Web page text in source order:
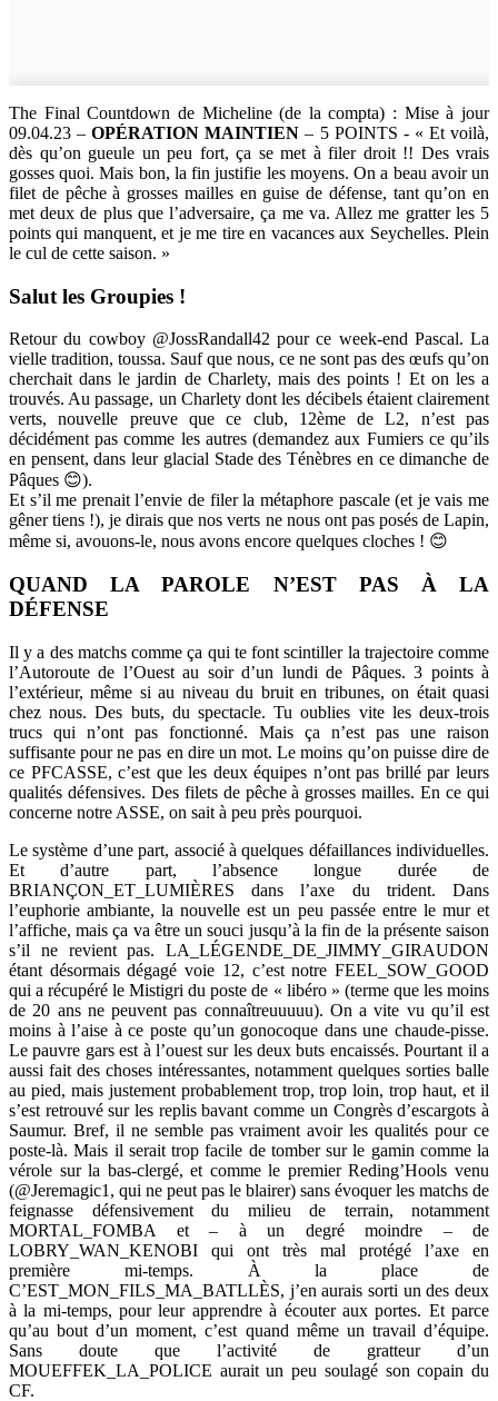
The Final Countdown de Micheline (de la compta) : Mise à jour
09.04.23 –OPÉRATION MAINTIEN – 5 POINTS - « Et voilà,
dès qu’on gueule un peu fort, ça se met à filer droit !! Des vrais
gosses quoi. Mais bon, la fin justifie les moyens. On a beau avoir un
filet de pêche à grosses mailles en guise de défense, tant qu’on en
met deux de plus que l’adversaire, ça me va. Allez me gratter les 5
points qui manquent, et je me tire en vacances aux Seychelles. Plein
le cul de cette saison. »
Salut les Groupies !
Retour du cowboy @JossRandall42 pour ce week-end Pascal. La
vielle tradition, toussa. Sauf que nous, ce ne sont pas des œufs qu’on
cherchait dans le jardin de Charlety, mais des points ! Et on les a
trouvés. Au passage, un Charlety dont les décibels étaient clairement
verts, nouvelle preuve que ce club, 12ème de L2, n’est pas
décidément pas comme les autres (demandez aux Fumiers ce qu’ils
en pensent, dans leur glacial Stade des Ténèbres en ce dimanche de
Pâques 😊).
Et s’il me prenait l’envie de filer la métaphore pascale (et je vais me
gêner tiens !), je dirais que nos verts ne nous ont pas posés de Lapin,
même si, avouons-le, nous avons encore quelques cloches ! 😊
QUAND LA PAROLE N’EST PAS À LA
DÉFENSE
Il y a des matchs comme ça qui te font scintiller la trajectoire comme
l’Autoroute de l’Ouest au soir d’un lundi de Pâques. 3 points à
l’extérieur, même si au niveau du bruit en tribunes, on était quasi
chez nous. Des buts, du spectacle. Tu oublies vite les deux-trois
trucs qui n’ont pas fonctionné. Mais ça n’est pas une raison
suffisante pour ne pas en dire un mot. Le moins qu’on puisse dire de
ce PFCASSE, c’est que les deux équipes n’ont pas brillé par leurs
qualités défensives. Des filets de pêche à grosses mailles. En ce qui
concerne notre ASSE, on sait à peu près pourquoi.
Le système d’une part, associé à quelques défaillances individuelles.
Et d’autre part, l’absence longue durée de
BRIANÇON_ET_LUMIÈRES dans l’axe du trident. Dans
l’euphorie ambiante, la nouvelle est un peu passée entre le mur et
l’affiche, mais ça va être un souci jusqu’à la fin de la présente saison
s’il ne revient pas. LA_LÉGENDE_DE_JIMMY_GIRAUDON
étant désormais dégagé voie 12, c’est notre FEEL_SOW_GOOD
qui a récupéré le Mistigri du poste de « libéro » (terme que les moins
de 20 ans ne peuvent pas connaîtreuuuuu). On a vite vu qu’il est
moins à l’aise à ce poste qu’un gonocoque dans une chaude-pisse.
Le pauvre gars est à l’ouest sur les deux buts encaissés. Pourtant il a
aussi fait des choses intéressantes, notamment quelques sorties balle
au pied, mais justement probablement trop, trop loin, trop haut, et il
s’est retrouvé sur les replis bavant comme un Congrès d’escargots à
Saumur. Bref, il ne semble pas vraiment avoir les qualités pour ce
poste-là. Mais il serait trop facile de tomber sur le gamin comme la
vérole sur la bas-clergé, et comme le premier Reding’Hools venu
(@Jeremagic1, qui ne peut pas le blairer) sans évoquer les matchs de
feignasse défensivement du milieu de terrain, notamment
MORTAL_FOMBA et – à un degré moindre – de
LOBRY_WAN_KENOBI qui ont très mal protégé l’axe en
première mi-temps. À la place de
C’EST_MON_FILS_MA_BATLLÈS, j’en aurais sorti un des deux
à la mi-temps, pour leur apprendre à écouter aux portes. Et parce
qu’au bout d’un moment, c’est quand même un travail d’équipe.
Sans doute que l’activité de gratteur d’un
MOUEFFEK_LA_POLICE aurait un peu soulagé son copain du
CF.